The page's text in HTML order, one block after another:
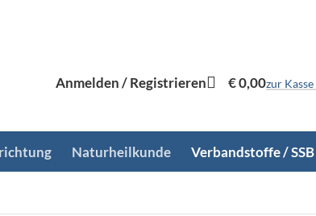
Anmelden / Registrieren €0,00zur Kasse
Naturheilkunde Verbandstoffe / SSB